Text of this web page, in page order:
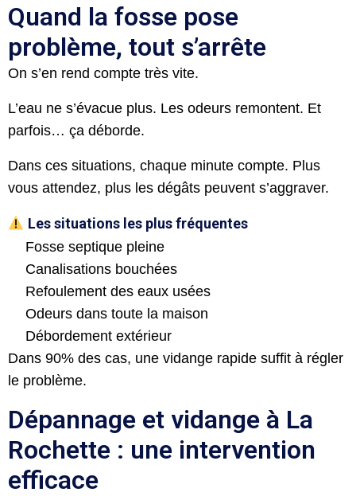
Quand la fosse pose
problème, tout s’arrête
On s’en rend compte très vite.
L’eau ne s’évacue plus. Les odeurs remontent. Et
parfois… ça déborde.
Dans ces situations, chaque minute compte. Plus
vous attendez, plus les dégâts peuvent s’aggraver.
Les situations les plus fréquentes
Fosse septique pleine
Canalisations bouchées
Refoulement des eaux usées
Odeurs dans toute la maison
Débordement extérieur
Dans 90% des cas, une vidange rapide suffit à régler
le problème.
Dépannage et vidange à La
Rochette : une intervention
efficace